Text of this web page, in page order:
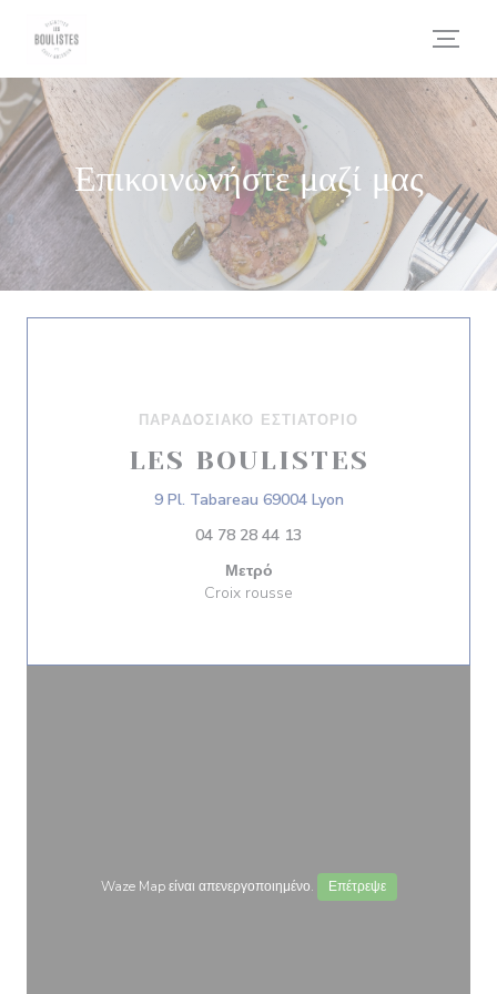
Επικοινωνήστε μαζί μας
ΠΑΡΑΔΟΣΙΑΚΌ ΕΣΤΙΑΤΌΡΙΟ
LES BOULISTES
9 Pl. Tabareau 69004 Lyon((ανοίγει σε νέο
04 78 28 44 13
Μετρό
Croix rousse
Waze Map είναι απενεργοποιημένο. Επέτρεψε